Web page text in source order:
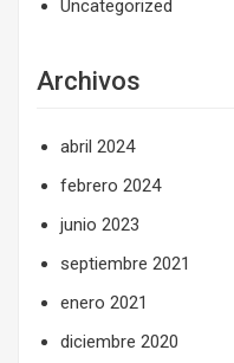
Uncategorized
Archivos
abril 2024
febrero 2024
junio 2023
septiembre 2021
enero 2021
diciembre 2020